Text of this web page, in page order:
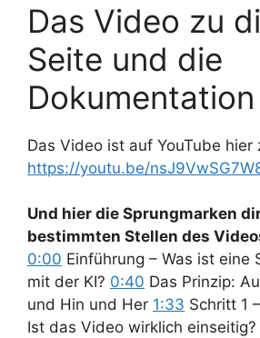
Das Video zu
Seite und die
Dokumentation
Das Video ist auf YouTube hier
https://youtu.be/
Und hier die Sprungmarken
bestimmten Stellen des
0:00 Einführung – Was ist eine
mit der KI? 0:40 Das Prinzip:
und Hin und Her 1:33 Schritt 1
Ist das Video wirklich einseitig?